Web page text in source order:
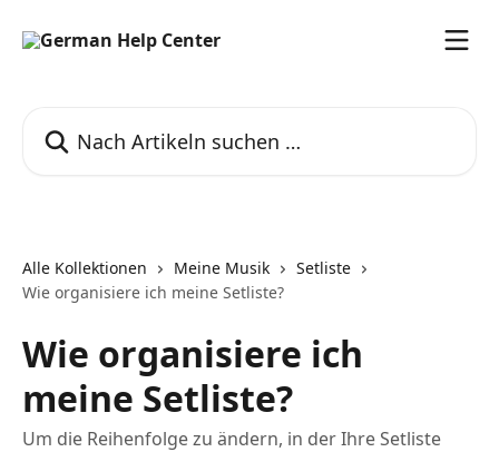
Alle Kollektionen Meine Musik
Setliste
Wie organisiere ich meine Setliste?
Wie organisiere ich
meine Setliste?
Um die Reihenfolge zu ändern, in der Ihre Setliste